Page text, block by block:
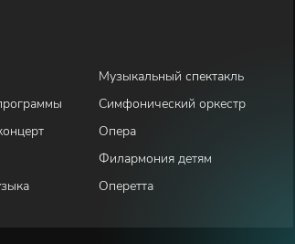
Музыкальный спектакль
Симфонический оркестр
Опера
Филармония детям
Оперетта